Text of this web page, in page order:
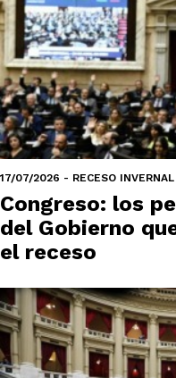
17/07/2026 - RECESO INVERNAL
Congreso: los
del Gobierno
el receso